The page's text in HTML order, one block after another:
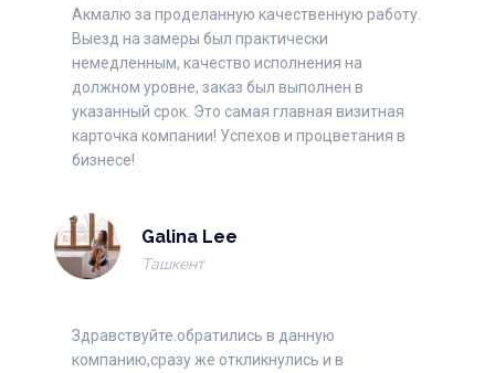
Акмалю за проделанную качественную работу.
Выезд на замеры был практически
немедленным, качество исполнения на
должном уровне, заказ был выполнен в
указанный срок. Это самая главная визитная
карточка компании! Успехов и процветания в
бизнесе!
Galina Lee
Ташкент
Здравствуйте.обратились в данную
компанию,сразу же откликнулись и в